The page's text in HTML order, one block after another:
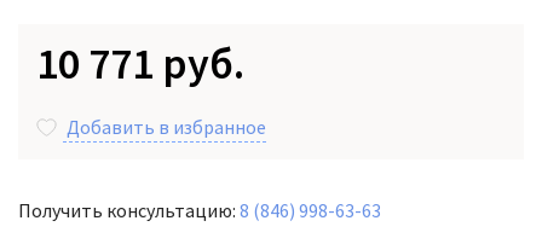
10 771 руб.
Добавить в избранное
Получить консультацию: 8 (846) 998-63-63